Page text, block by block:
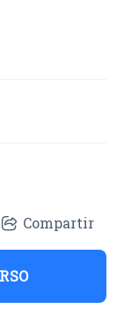
Compartir